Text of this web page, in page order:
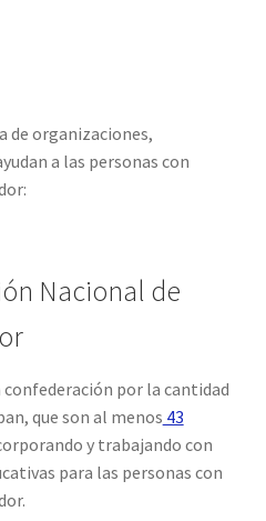
de organizaciones,
a las personas con
Nacional de
confederación por la cantidad
que son al menos 43
y trabajando con
para las personas con